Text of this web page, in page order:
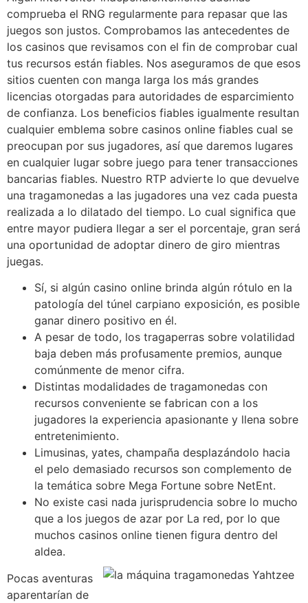
comprueba el RNG regularmente para repasar que las
juegos son justos. Comprobamos las antecedentes de
los casinos que revisamos con el fin de comprobar cual
tus recursos están fiables. Nos aseguramos de que esos
sitios cuenten con manga larga los más grandes
licencias otorgadas para autoridades de esparcimiento
de confianza. Los beneficios fiables igualmente resultan
cualquier emblema sobre casinos online fiables cual se
preocupan por sus jugadores, así que daremos lugares
en cualquier lugar sobre juego para tener transacciones
bancarias fiables. Nuestro RTP advierte lo que devuelve
una tragamonedas a las jugadores una vez cada puesta
realizada a lo dilatado del tiempo. Lo cual significa que
entre mayor pudiera llegar a ser el porcentaje, gran será
una oportunidad de adoptar dinero de giro mientras
juegas.
Sí, si algún casino online brinda algún rótulo en la
patologí­a del túnel carpiano exposición, es posible
ganar dinero positivo en él.
A pesar de todo, los tragaperras sobre volatilidad
baja deben más profusamente premios, aunque
comúnmente de menor cifra.
Distintas modalidades de tragamonedas con
recursos conveniente se fabrican con a los
jugadores la experiencia apasionante y llena sobre
entretenimiento.
Limusinas, yates, champaña desplazándolo hacia
el pelo demasiado recursos son complemento de
la temática sobre Mega Fortune sobre NetEnt.
No existe casi nada jurisprudencia sobre lo mucho
que a los juegos de azar por La red, por lo que
muchos casinos online tienen figura dentro del
aldea.
Pocas aventuras
aparentarían de